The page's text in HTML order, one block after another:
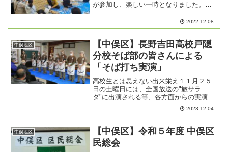
が参加し、楽しい一時となりました。皆
した。お子さんも夢中になり、ワラを編
んでおります。作ったしめ縄は、それぞ
2022.12.08
中俣地区
【中俣区】長野吉田高校戸隠
分校そば部の皆さんによる
「そば打ち実演」
高校生とは思えない出来栄え１１月２５
日の土曜日には、全国放送の"旅サラ
ダ"に出演される等、各方面からの実演依
頼で忙しい、長野吉田高校戸隠分校そば
部の皆さんによる、「そば打ち実演」が
ました。３年生が引退して...
2023.12.04
中俣地区
【中俣区】令和５年度 中俣区
民総会